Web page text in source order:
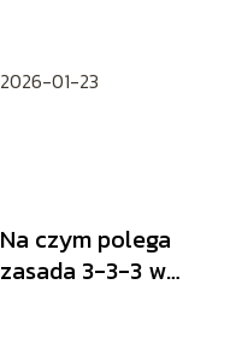
2026-01-23
Na czym polega
zasada 3-3-3 w